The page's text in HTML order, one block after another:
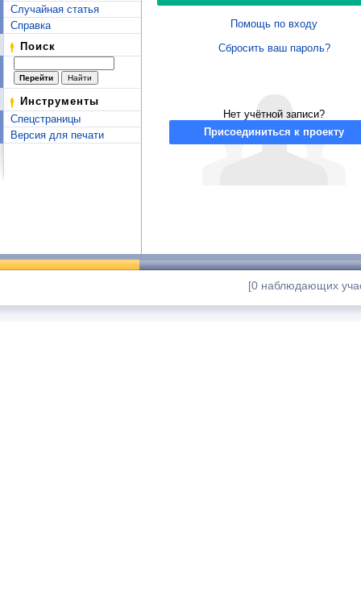
Случайная статья
Справка
Поиск
Инструменты
Спецстраницы
Версия для печати
Помощь по входу
Сбросить ваш пароль?
Нет учётной записи?
Присоединиться к проекту
[0 наблюдающих